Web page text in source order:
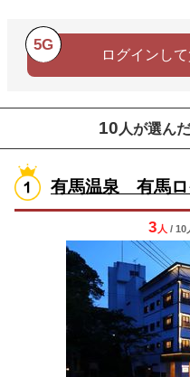
5G
ログインし
10 人が選ん
有馬温泉 有馬ロ
3 人 / 10